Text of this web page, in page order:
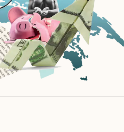
en nueva pestaña